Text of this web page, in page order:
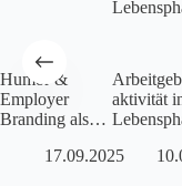
Humor &
Employer
Branding als
17.09.2025
aktivität
wirklich